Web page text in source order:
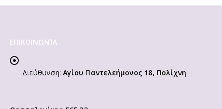
ΕΠΙΚΟΙΝΩΝΊΑ
Διεύθυνση: Αγίου Παντελεήμονος 18, Πολίχνη